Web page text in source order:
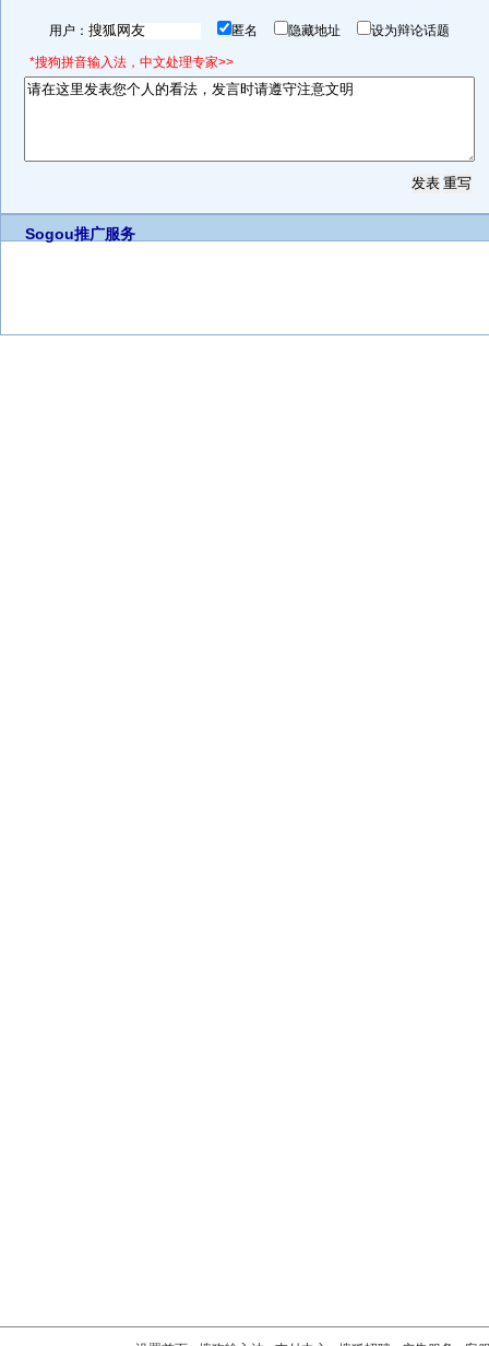
用户： 匿名 隐藏地址 设为辩论话题
*搜狗拼音输入法，中文处理专家>>
Sogou推广服务